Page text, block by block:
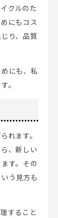
クルのた
にもコス
り、品質
にも、私
。
れます。
、新しい
す。その
う見方も
すること